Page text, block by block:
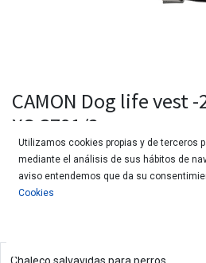
CAMON Dog life vest
XS C791/2
Utilizamos cookies propias y de terceros
mediante el análisis de sus hábitos de
aviso entendemos que da su
Cookies